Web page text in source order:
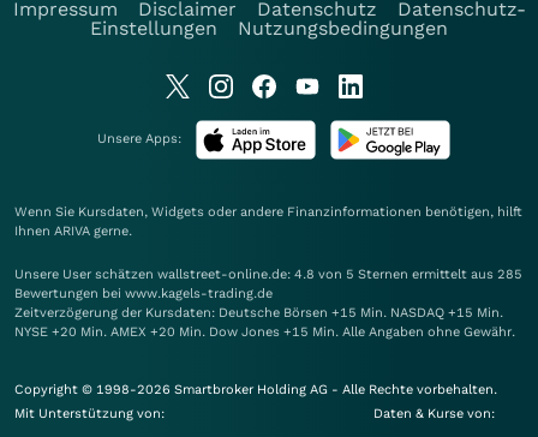
Impressum
Disclaimer Datenschutz
Datenschutz-
Einstellungen
Nutzungsbedingungen
Unsere Apps:
Wenn Sie Kursdaten, Widgets oder andere Finanzinformationen benötigen, hilft
Ihnen ARIVA gerne.
Unsere User schätzen wallstreet-online.de: 4.8 von 5 Sternen ermittelt aus 285
Bewertungen bei www.kagels-trading.de
Zeitverzögerung der Kursdaten: Deutsche Börsen +15 Min. NASDAQ +15 Min.
NYSE +20 Min. AMEX +20 Min. Dow Jones +15 Min. Alle Angaben ohne Gewähr.
Copyright © 1998-2026 Smartbroker Holding AG - Alle Rechte vorbehalten.
Mit Unterstützung von:
Daten & Kurse von: